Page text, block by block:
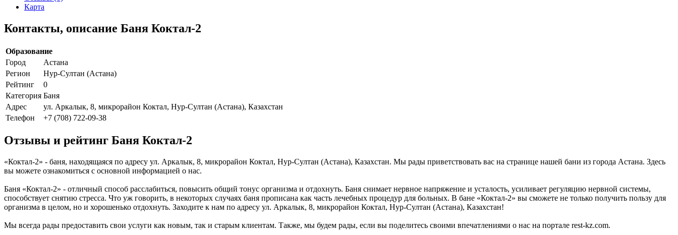
Карта
Контакты, описание Баня Коктал-2
Образование
Город
Астана
Регион
Нур-Султан (Астана)
Рейтинг
0
Категория Баня
Адрес
ул. Аркалык, 8, микрорайон Коктал, Нур-Султан (Астана), Казахстан
Телефон
+7 (708) 722-09-38
Отзывы и рейтинг Баня Коктал-2
«Коктал-2» - баня, находящаяся по адресу ул. Аркалык, 8, микрорайон Коктал, Нур-Султан (Астана), Казахстан. Мы рады приветствовать вас на странице нашей бани из города Астана. Здесь
вы можете ознакомиться с основной информацией о нас.
Баня «Коктал-2» - отличный способ расслабиться, повысить общий тонус организма и отдохнуть. Баня снимает нервное напряжение и усталость, усиливает регуляцию нервной системы,
способствует снятию стресса. Что уж говорить, в некоторых случаях баня прописана как часть лечебных процедур для больных. В бане «Коктал-2» вы сможете не только получить пользу для
организма в целом, но и хорошенько отдохнуть. Заходите к нам по адресу ул. Аркалык, 8, микрорайон Коктал, Нур-Султан (Астана), Казахстан!
Мы всегда рады предоставить свои услуги как новым, так и старым клиентам. Также, мы будем рады, если вы поделитесь своими впечатлениями о нас на портале rest-kz.com.